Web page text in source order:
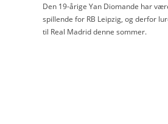
Den 19-årige Yan Diomande har
spillende for RB Leipzig, og derfor
til Real Madrid denne sommer.